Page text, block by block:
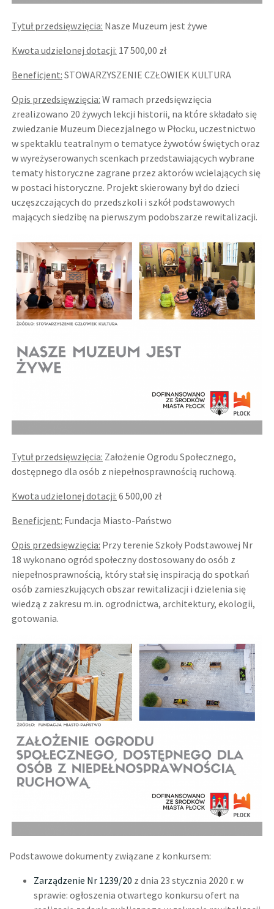
Tytuł przedsięwzięcia: Nasze Muzeum jest żywe
Kwota udzielonej dotacji: 17 500,00 zł
Beneficjent: STOWARZYSZENIE CZŁOWIEK KULTURA
Opis przedsięwzięcia: W ramach przedsięwzięcia
zrealizowano 20 żywych lekcji historii, na które składało się
zwiedzanie Muzeum Diecezjalnego w Płocku, uczestnictwo
w spektaklu teatralnym o tematyce żywotów świętych oraz
w wyreżyserowanych scenkach przedstawiających wybrane
tematy historyczne zagrane przez aktorów wcielających się
w postaci historyczne. Projekt skierowany byłdo dzieci
uczęszczających do przedszkoli i szkół podstawowych
mających siedzibę na pierwszym podobszarze rewitalizacji.
Tytuł przedsięwzięcia: Założenie Ogrodu Społecznego,
dostępnego dla osób z niepełnosprawnością ruchową.
Kwota udzielonej dotacji: 6 500,00 zł
Beneficjent: Fundacja Miasto-Państwo
Opis przedsięwzięcia: Przy terenie Szkoły Podstawowej Nr
18 wykonano ogród społeczny dostosowany do osób z
niepełnosprawnością, który stał się inspiracją do spotkań
osób zamieszkujących obszar rewitalizacji i dzielenia się
wiedzą z zakresu m.in. ogrodnictwa, architektury, ekologii,
gotowania.
Podstawowe dokumenty związane z konkursem:
Zarządzenie Nr 1239/20 z dnia 23 stycznia 2020 r. w
sprawie: ogłoszenia otwartego konkursu ofert na